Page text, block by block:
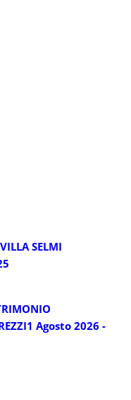
SELMI
1 Agosto 2026 -